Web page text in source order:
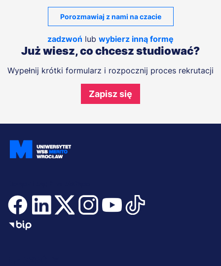
Porozmawiaj z nami na czacie
zadzwoń lub wybierz inną formę
Już wiesz, co chcesz studiować?
Wypełnij krótki formularz i rozpocznij proces rekrutacji
Zapisz się